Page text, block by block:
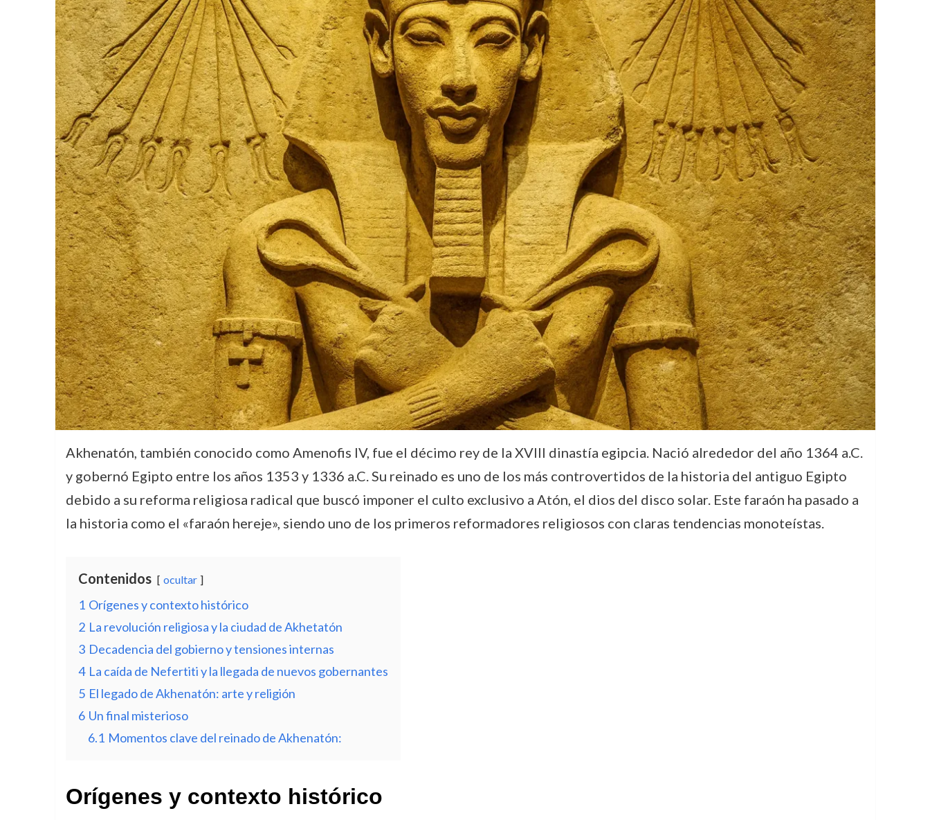
Akhenatón, también conocido como Amenofis IV, fue el décimo rey de la XVIII dinastía egipcia. Nació alrededor del año 1364 a.C.
y gobernó Egipto entre los años 1353 y 1336 a.C. Su reinado es uno de los más controvertidos de la historia del antiguo Egipto
debido a su reforma religiosa radical que buscó imponer el culto exclusivo a Atón, el dios del disco solar. Este faraón ha pasado a
la historia como el «faraón hereje», siendo uno de los primeros reformadores religiosos con claras tendencias monoteístas.
Contenidos ocultar
1 Orígenes y contexto histórico
2 La revolución religiosa y la ciudad de Akhetatón
3 Decadencia del gobierno y tensiones internas
4 La caída de Nefertiti y la llegada de nuevos gobernantes
5 El legado de Akhenatón: arte y religión
6 Un final misterioso
6.1 Momentos clave del reinado de Akhenatón:
Orígenes y contexto histórico